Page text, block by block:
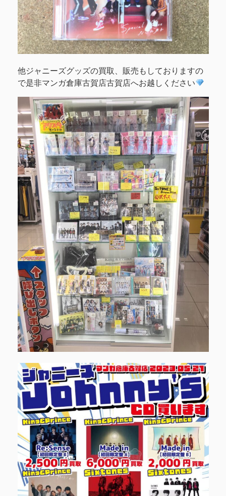
他ジャニーズグッズの買取、販売もしておりますの
で是非マンガ倉庫古賀店古賀店へお越しください